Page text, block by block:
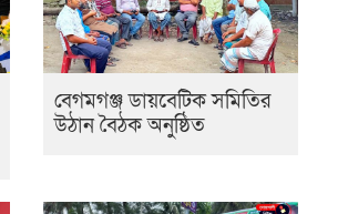
বেগমগঞ্জ ডায়বেটিক সমিতির
উঠান বৈঠক অনুষ্ঠিত